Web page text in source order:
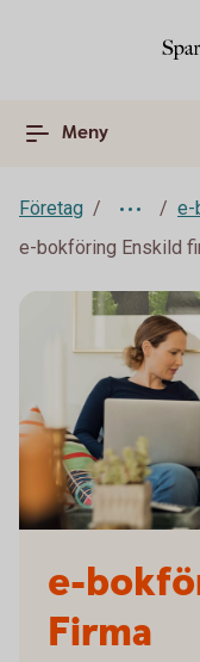
Meny
Företag
e-
e-bokföring Enskild
e-
Firma